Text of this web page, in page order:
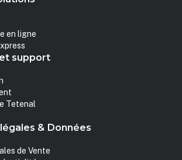
en ligne
support
Tetenal
& Données
de Vente